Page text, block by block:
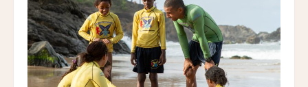
リドリー・ハウス
Ridley House
アゼライ・ケーガー・ベイ
Azerai Ke Ga Bay